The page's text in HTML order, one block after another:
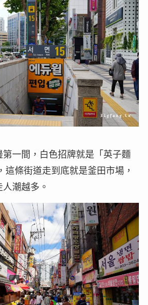
一間，白色招牌就是「英子麵
這條街道走到底就是釜田市場，
潮越多。